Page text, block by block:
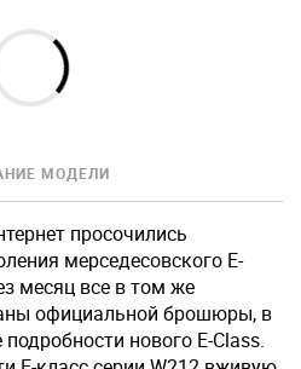
МОДЕЛИ
просочились
мерседесовского Е-
месяц все в том же
официальной брошюры, в
нового E-Class.